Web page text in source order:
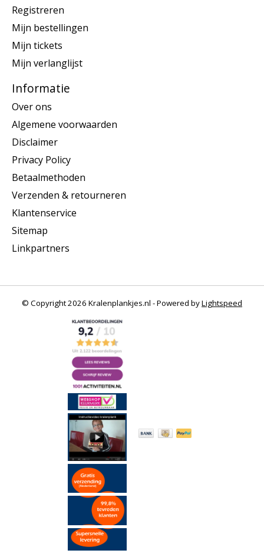
Registreren
Mijn bestellingen
Mijn tickets
Mijn verlanglijst
Informatie
Over ons
Algemene voorwaarden
Disclaimer
Privacy Policy
Betaalmethoden
Verzenden & retourneren
Klantenservice
Sitemap
Linkpartners
© Copyright 2026 Kralenplankjes.nl - Powered byLightspeed